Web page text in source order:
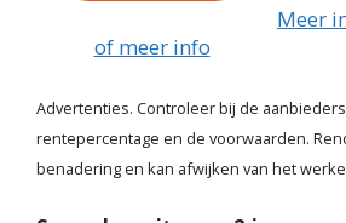
of meer info
Meer
Advertenties. Controleer bij de
rentepercentage en de voorwaarden.
benadering en kan afwijken van het